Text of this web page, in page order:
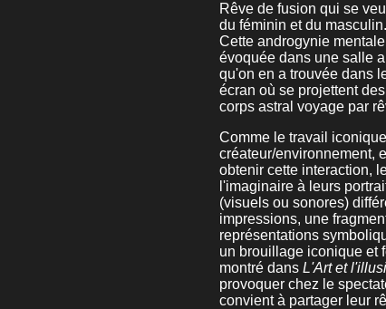
Rêve de fusion qui se
du féminin et du
Cette androgynie
évoquée dans une salle
qu'on en a trouvée dans
écran où se projettent
corps astral voyage par
Comme le travail
créateur/environnement,
obtenir cette interaction,
l'imaginaire à leurs
(visuels ou sonores)
impressions, une
représentations
un brouillage iconique et
montré dans L'Art et
provoquer chez le
convient à partager leur